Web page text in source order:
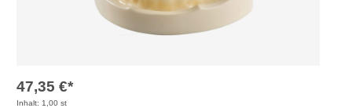
47,35 €*
Inhalt: 1,00 st